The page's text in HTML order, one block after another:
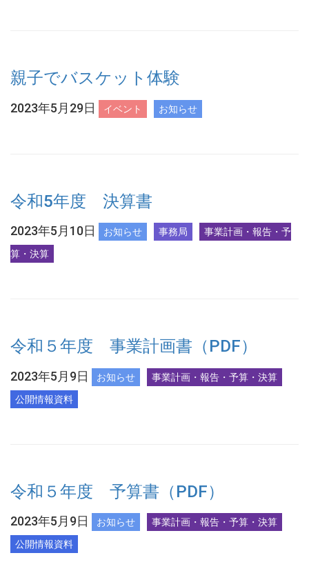
親子でバスケット体験
2023年5月29日 イベント お知らせ
令和5年度 決算書
2023年5月10日 お知らせ 事務局
事業計画・報告・予
算・決算
令和５年度 事業計画書（PDF）
2023年5月9日 お知らせ
事業計画・報告・予算・決算
公開情報資料
令和５年度 予算書（PDF）
2023年5月9日 お知らせ
事業計画・報告・予算・決算
公開情報資料